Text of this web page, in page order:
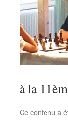
à la
Ce contenu a